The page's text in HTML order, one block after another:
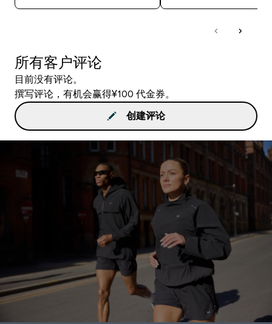
所有客户评论
目前没有评论。
撰写评论，有机会赢得¥100 代金券。
创建评论